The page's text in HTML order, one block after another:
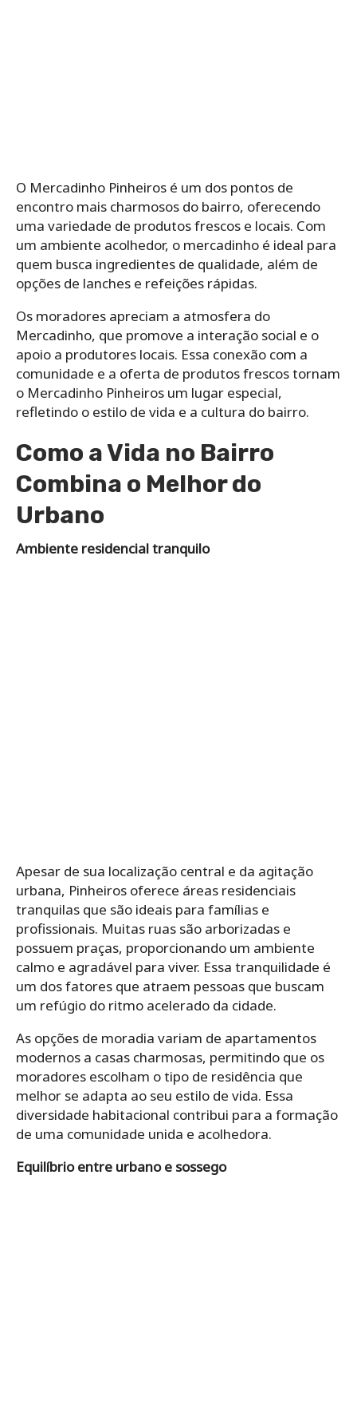
O Mercadinho Pinheiros é um dos pontos de
encontro mais charmosos do bairro, oferecendo
uma variedade de produtos frescos e locais. Com
um ambiente acolhedor, o mercadinho é ideal para
quem busca ingredientes de qualidade, além de
opções de lanches e refeições rápidas.
Os moradores apreciam a atmosfera do
Mercadinho, que promove a interação social e o
apoio a produtores locais. Essa conexão com a
comunidade e a oferta de produtos frescos tornam
o Mercadinho Pinheiros um lugar especial,
refletindo o estilo de vida e a cultura do bairro.
Como a Vida no Bairro
Combina o Melhor do
Urbano
Ambiente residencial tranquilo
Apesar de sua localização central e da agitação
urbana, Pinheiros oferece áreas residenciais
tranquilas que são ideais para famílias e
profissionais. Muitas ruas são arborizadas e
possuem praças, proporcionando um ambiente
calmo e agradável para viver. Essa tranquilidade é
um dos fatores que atraem pessoas que buscam
um refúgio do ritmo acelerado da cidade.
As opções de moradia variam de apartamentos
modernos a casas charmosas, permitindo que os
moradores escolham o tipo de residência que
melhor se adapta ao seu estilo de vida. Essa
diversidade habitacional contribui para a formação
de uma comunidade unida e acolhedora.
Equilíbrio entre urbano e sossego